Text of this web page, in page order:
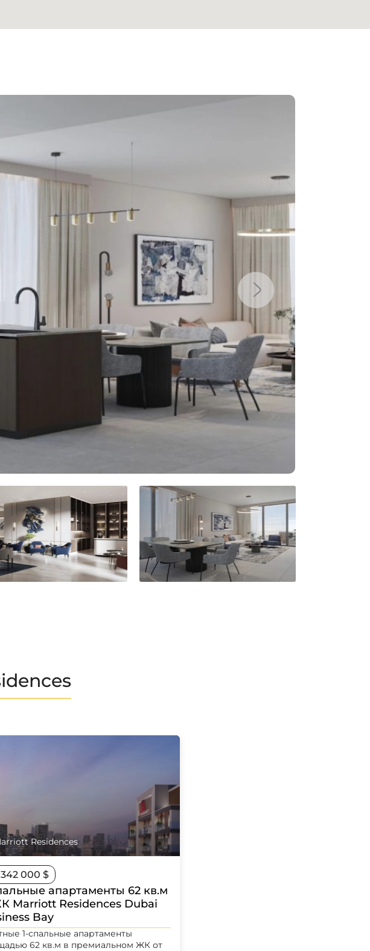
Residences
000 $
апартаменты 62 кв.м
Marriott Residences Dubai
Bay
1-спальные апартаменты
62 кв.м в премиальном ЖК от